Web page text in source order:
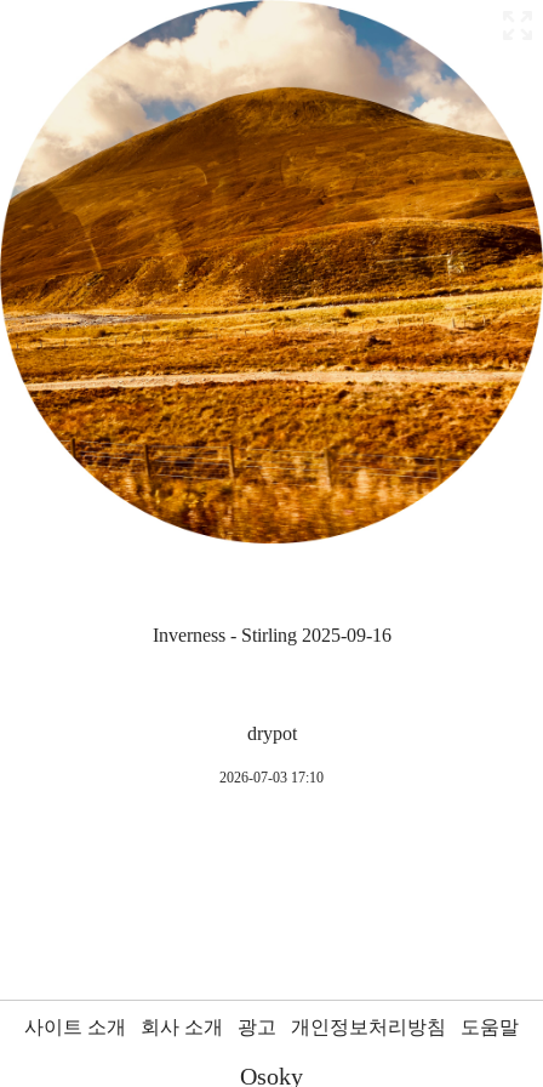
Inverness - Stirling 2025-09-16
drypot
2026-07-03 17:10
사이트 소개 회사 소개 광고 개인정보처리방침 도움말
Osoky